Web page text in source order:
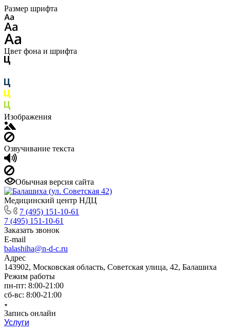
Размер шрифта
Цвет фона и шрифта
Изображения
Озвучивание текста
Обычная версия сайта
Медицинский центр НДЦ
7 (495) 151-10-61
7 (495) 151-10-61
Заказать звонок
E-mail
balashiha@n-d-c.ru
Адрес
143902, Московская область, Советская улица, 42, Балашиха
Режим работы
пн-пт: 8:00-21:00
сб-вс: 8:00-21:00
Запись онлайн
Услуги